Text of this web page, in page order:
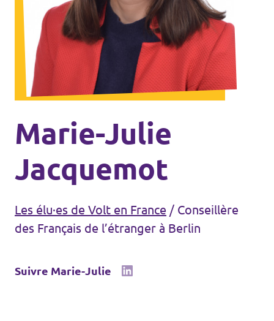
Agenda
Volt FALC
Donner
Postes ouverts
Marie-Julie
Jacquemot
Les élu·es de Volt en France / Conseillère
des Français de l’étranger à Berlin
Suivre Marie-Julie